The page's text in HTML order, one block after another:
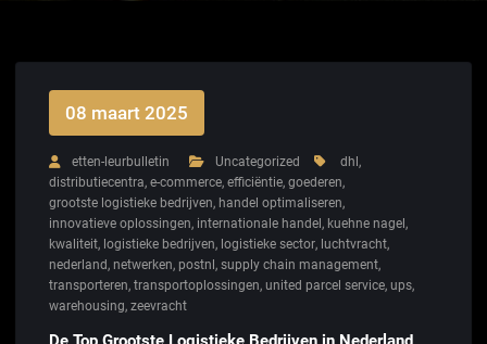
08 maart 2025
etten-leurbulletin Uncategorized dhl ,
distributiecentra, e-commerce, efficiëntie, goederen,
grootste logistieke bedrijven, handel optimaliseren,
innovatieve oplossingen, internationale handel , kuehne nagel ,
kwaliteit, logistieke bedrijven, logistieke sector, luchtvracht,
nederland, netwerken, postnl , supply chain management,
transporteren, transportoplossingen, united parcel service, ups,
warehousing, zeevracht